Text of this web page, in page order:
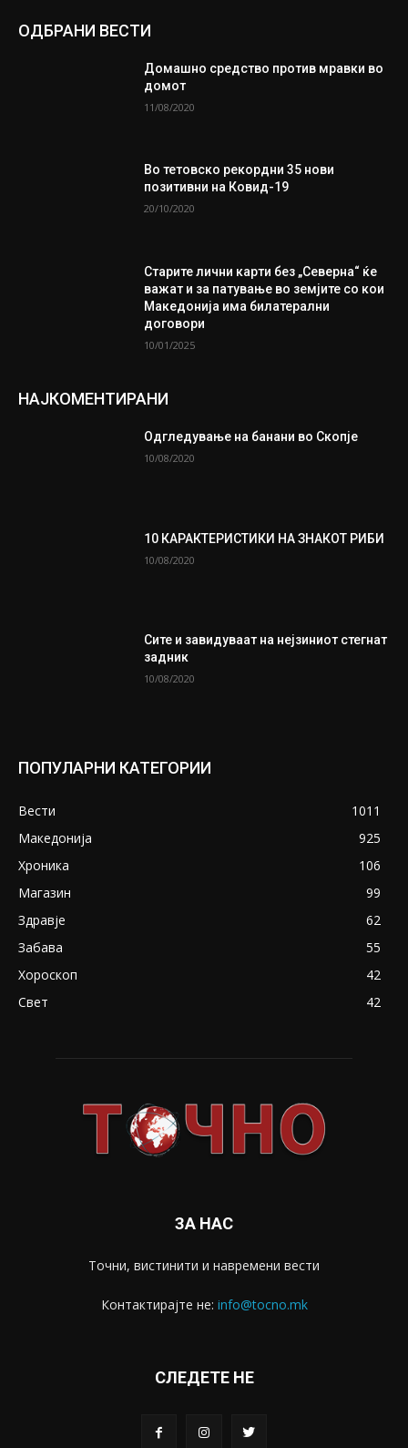
ОДБРАНИ ВЕСТИ
Домашно средство против мравки во
домот
11/08/2020
Во тетовско рекордни 35 нови
позитивни на Ковид-19
20/10/2020
Старите лични карти без „Северна“ ќе
важат и за патување во земјите со кои
Македонија има билатерални
договори
10/01/2025
НАЈКОМЕНТИРАНИ
Одгледување на банани во Скопје
10/08/2020
10 КАРАКТЕРИСТИКИ НА ЗНАКОТ РИБИ
10/08/2020
Сите и завидуваат на нејзиниот стегнат
задник
10/08/2020
ПОПУЛАРНИ КАТЕГОРИИ
Вести
1011
Македонија
925
Хроника
106
Магазин
99
Здравје
62
Забава
55
Хороскоп
42
Свет
42
ЗА НАС
Точни, вистинити и навремени вести
Контактирајте не: info@tocno.mk
СЛЕДЕТЕ НЕ